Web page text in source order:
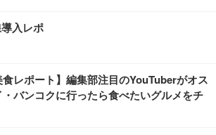
入レポ
食レポート】編集部注目のYouTuberがオス
バンコクに行ったら食べたいグルメをチ